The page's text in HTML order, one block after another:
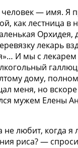
человек — имя. Я
как лестница
лекарь
И мы с
дому,
меня, но
мужем Елены
любит, когда я
риса? —